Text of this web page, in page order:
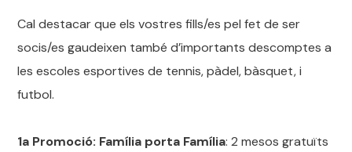
Cal destacar que els vostres fills/es pel fet de ser
socis/es gaudeixen també d’importants descomptes a
les escoles esportives de tennis, pàdel, bàsquet, i
futbol.
1a Promoció: Família porta Família: 2 mesos gratuïts